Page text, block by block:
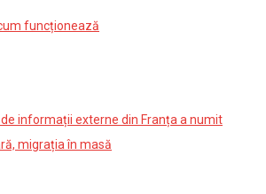
funcționează
informații externe din Franța a numit
migrația în masă